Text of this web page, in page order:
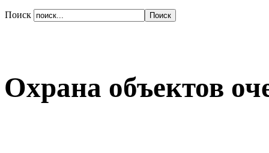
Поиск
Охрана объектов